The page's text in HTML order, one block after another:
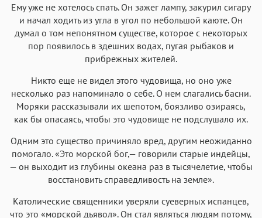
Ему уже не хотелось спать. Он зажег лампу, закурил сигару
и начал ходить из угла в угол по небольшой каюте. Он
думал о том непонятном существе, которое с некоторых
пор появилось в здешних водах, пугая рыбаков и
прибрежных жителей.
Никто еще не видел этого чудовища, но оно уже
несколько раз напоминало о себе. О нем слагались басни.
Моряки рассказывали их шепотом, боязливо озираясь,
как бы опасаясь, чтобы это чудовище не подслушало их.
Одним это существо причиняло вред, другим неожиданно
помогало. «Это морской бог,— говорили старые индейцы,
— он выходит из глубины океана раз в тысячелетие, чтобы
восстановить справедливость на земле».
Католические священники уверяли суеверных испанцев,
что это «морской дьявол». Он стал являться людям потому,